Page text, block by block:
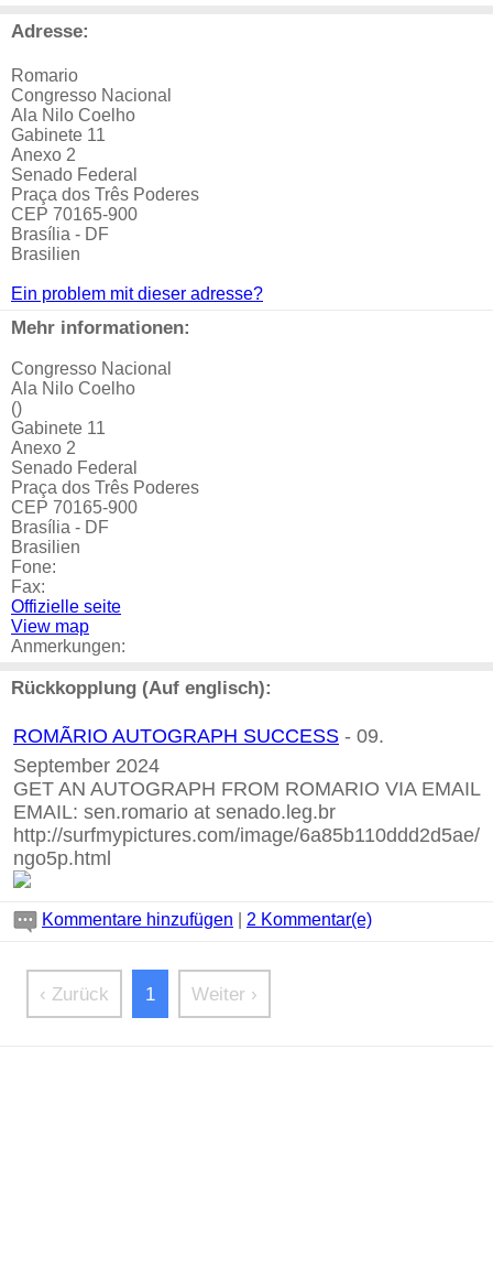
Adresse:
Romario
Congresso Nacional
Ala Nilo Coelho
Gabinete 11
Anexo 2
Senado Federal
Praça dos Três Poderes
CEP 70165-900
Brasília - DF
Brasilien
Ein problem mit dieser adresse?
Mehr informationen:
Congresso Nacional
Ala Nilo Coelho
()
Gabinete 11
Anexo 2
Senado Federal
Praça dos Três Poderes
CEP 70165-900
Brasília - DF
Brasilien
Fone:
Fax:
Offizielle seite
View map
Anmerkungen:
Rückkopplung (Auf englisch):
ROMÃRIO AUTOGRAPH SUCCESS - 09.
September 2024
GET AN AUTOGRAPH FROM ROMARIO VIA EMAIL
EMAIL: sen.romario at senado.leg.br
http://surfmypictures.com/image/6a85b110ddd2d5ae/
ngo5p.html
Kommentare hinzufügen 2 Kommentar(e)
‹ Zurück 1 Weiter ›